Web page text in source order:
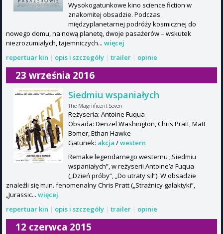
Wysokogatunkowe kino science fiction w
znakomitej obsadzie. Podczas
międzyplanetarnej podróży kosmicznej do
nowego domu, na nową planetę, dwoje pasażerów – wskutek
niezrozumiałych, tajemniczych... więcej
repertuar kin | opis i szczegóły | trailer | opinie
23 września 2016
Siedmiu wspaniałych
The Magnificent Seven
Reżyseria: Antoine Fuqua
Obsada: Denzel Washington, Chris Pratt, Matt
Bomer, Ethan Hawke
Gatunek: akcja /western
Remake legendarnego westernu „Siedmiu
wspaniałych”, w reżyserii Antoine’a Fuqua
(„Dzień próby”, „Do utraty sił”). W obsadzie
znaleźli się m.in. fenomenalny Chris Pratt („Strażnicy galaktyki”,
„Jurassic... więcej
repertuar kin | opis i szczegóły | trailer | opinie
12 czerwca 2015